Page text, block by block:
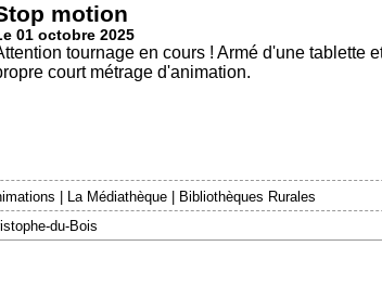
motion
01 octobre 2025
tournage en cours ! Armé d'une tablette
court métrage d'animation.
| La Médiathèque | Bibliothèques Rurales
du-Bois